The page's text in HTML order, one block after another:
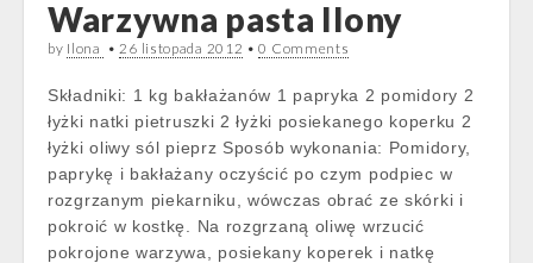
Warzywna pasta Ilony
by Ilona •26 listopada 2012 •0 Comments
Składniki: 1 kg bakłażanów 1 papryka 2 pomidory 2
łyżki natki pietruszki 2 łyżki posiekanego koperku 2
łyżki oliwy sól pieprz Sposób wykonania: Pomidory,
paprykę i bakłażany oczyścić po czym podpiec w
rozgrzanym piekarniku, wówczas obrać ze skórki i
pokroić w kostkę. Na rozgrzaną oliwę wrzucić
pokrojone warzywa, posiekany koperek i natkę